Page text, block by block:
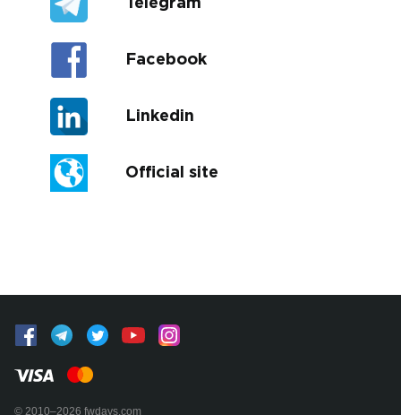
Telegram
Facebook
Linkedin
Official site
© 2010–2026 fwdays.com